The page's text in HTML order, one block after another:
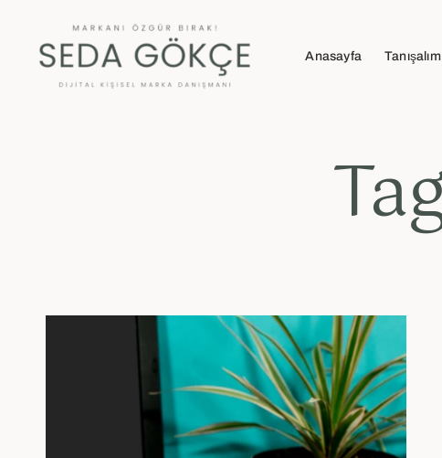
Anasayfa Tanışalım